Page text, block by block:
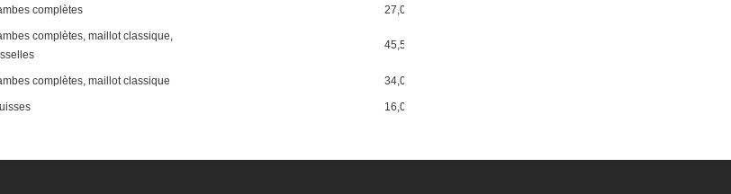
complètes 27,00 €
complètes, maillot classique,
45,50 €
complètes, maillot classique 34,00 €
16,00 €